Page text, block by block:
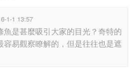
1-1 13:57
魚是甚麼吸引大家的目光？奇特的
容易觀察瞭解的，但是往往也是遮